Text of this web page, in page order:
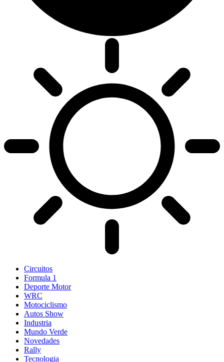
Circuitos
Formula 1
Deporte Motor
WRC
Motociclismo
Autos Show
Industria
Mundo Verde
Novedades
Rally
Tecnologia